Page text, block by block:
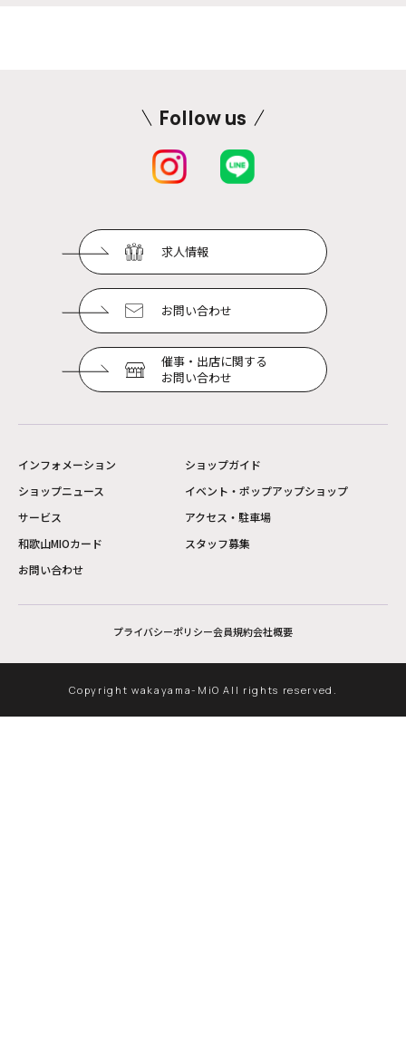
Follow us
求人情報
お問い合わせ
催事・出店に関する
お問い合わせ
インフォメーション
ショップガイド
ショップニュース
イベント・ポップアップショップ
サービス
アクセス・駐車場
和歌山MIOカード
スタッフ募集
お問い合わせ
プライバシーポリシー会員規約会社概要
Copyright wakayama-MiO All rights reserved.